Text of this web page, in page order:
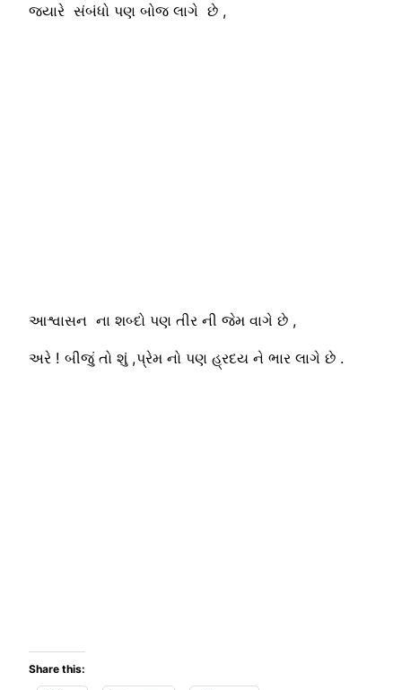
જયારે સંબંધો પણ બોજ લાગે છે ,
આશ્વાસન ના શબ્દો પણ તીર ની જેમ વાગે છે ,
અરે ! બીજું તો શું ,પ્રેમ નો પણ હ્રદય ને ભાર લાગે છે .
Share this: